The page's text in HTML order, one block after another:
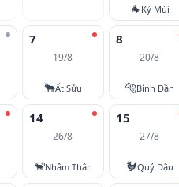
🐐 Kỷ Mùi
7
19/8
🐂Ất Sửu
8
20/8
🐅Bính Dần
14
26/8
🐒Nhâm Thân
15
27/8
🐓Quý Dậu